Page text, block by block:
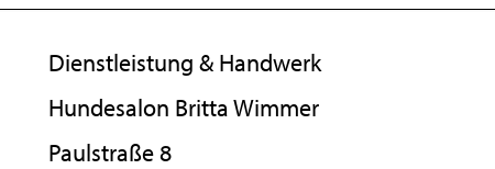
Dienstleistung & Handwerk
Hundesalon Britta Wimmer
Paulstraße 8